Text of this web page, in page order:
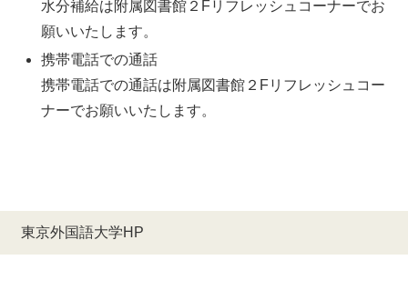
水分補給は附属図書館２Fリフレッシュコーナーでお
願いいたします。
携帯電話での通話
携帯電話での通話は附属図書館２Fリフレッシュコー
ナーでお願いいたします。
東京外国語大学HP